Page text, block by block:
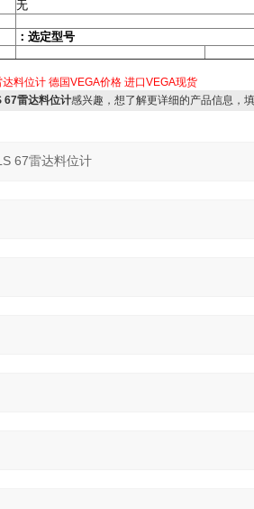
无
：选定型号
达料位计 德国VEGA价格 进口VEGA现货
67雷达料位计感兴趣，想了解更详细的产品信息，